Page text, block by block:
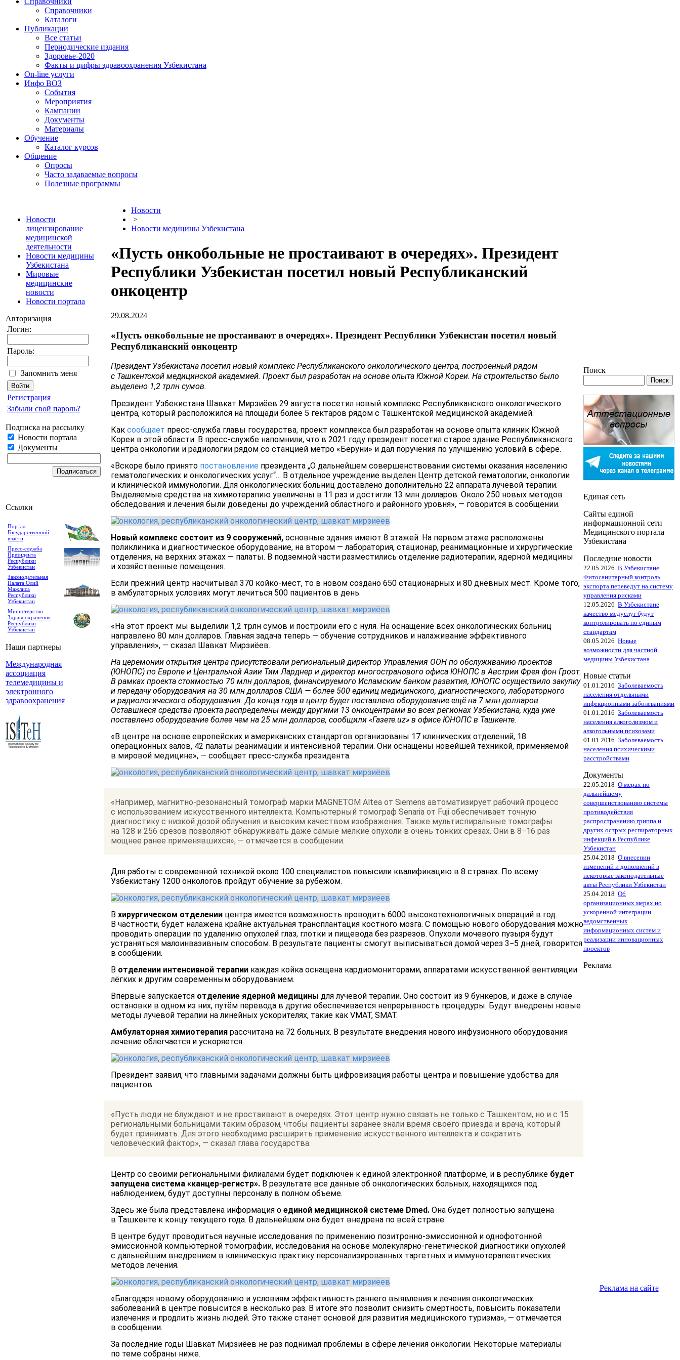
Справочники
Каталоги
Публикации
Все статьи
Периодические издания
Здоровье-2020
Факты и цифры здравоохранения Узбекистана
On-line услуги
Инфо ВОЗ
События
Мероприятия
Кампании
Документы
Материалы
Обучение
Каталог курсов
Общение
Опросы
Часто задаваемые вопросы
Полезные программы
Новости
лицензирование
медицинской
деятельности
Новости медицины
Узбекистана
Мировые
медицинские
новости
Новости портала
Авторизация
Логин:
Пароль:
Запомнить меня
Регистрация
Забыли свой пароль?
Подписка на рассылку
Новости портала
Документы
Ссылки
Портал
Государственной
власти
Пресс-служба
Президента
Республики
Узбекистан
Законодательная
Палата Олий
Мажлиса
Республики
Узбекистан
Министерство
Здравоохранения
Республики
Узбекистан
Наши партнеры
Международная
ассоциация
телемедицины и
электронного
здравоохранения
Новости
>
Новости медицины Узбекистана
«Пусть онкобольные не простаивают в очередях». Президент
Республики Узбекистан посетил новый Республиканский
онкоцентр
29.08.2024
«Пусть онкобольные не простаивают в очередях». Президент Республики Узбекистан посетил новый
Республиканский онкоцентр
Президент Узбекистана посетил новый комплекс Республиканского онкологического центра, построенный рядом
с Ташкентской медицинской академией. Проект был разработан на основе опыта Южной Кореи. На строительство было
выделено 1,2 трлн сумов.
Президент Узбекистана Шавкат Мирзиёев 29 августа посетил новый комплекс Республиканского онкологического
центра, который расположился на площади более 5 гектаров рядом с Ташкентской медицинской академией.
Как сообщает пресс-служба главы государства, проект комплекса был разработан на основе опыта клиник Южной
Кореи в этой области. В пресс-службе напомнили, что в 2021 году президент посетил старое здание Республиканского
центра онкологии и радиологии рядом со станцией метро «Беруни» и дал поручения по улучшению условий в сфере.
«Вскоре было принято постановление президента „О дальнейшем совершенствовании системы оказания населению
гематологических и онкологических услуг“… В отдельное учреждение выделен Центр детской гематологии, онкологии
и клинической иммунологии. Для онкологических больниц доставлено дополнительно 22 аппарата лучевой терапии.
Выделяемые средства на химиотерапию увеличены в 11 раз и достигли 13 млн долларов. Около 250 новых методов
обследования и лечения были доведены до учреждений областного и районного уровня», — говорится в сообщении.
Новый комплекс состоит из 9 сооружений, основные здания имеют 8 этажей. На первом этаже расположены
поликлиника и диагностическое оборудование, на втором — лаборатория, стационар, реанимационные и хирургические
отделения, на верхних этажах — палаты. В подземной части разместились отделение радиотерапии, ядерной медицины
и хозяйственные помещения.
Если прежний центр насчитывал 370 койко-мест, то в новом создано 650 стационарных и 80 дневных мест. Кроме того,
в амбулаторных условиях могут лечиться 500 пациентов в день.
«На этот проект мы выделили 1,2 трлн сумов и построили его с нуля. На оснащение всех онкологических больниц
направлено 80 млн долларов. Главная задача теперь — обучение сотрудников и налаживание эффективного
управления», — сказал Шавкат Мирзиёев.
На церемонии открытия центра присутствовали региональный директор Управления ООН по обслуживанию проектов
(ЮНОПС) по Европе и Центральной Азии Тим Ларднер и директор многостранового офиса ЮНОПС в Австрии Фрея фон Гроот.
В рамках проекта стоимостью 70 млн долларов, финансируемого Исламским банком развития, ЮНОПС осуществило закупку
и передачу оборудования на 30 млн долларов США — более 500 единиц медицинского, диагностического, лабораторного
и радиологического оборудования.До конца года в центр будет поставлено оборудование ещё на 7 млн долларов.
Оставшиеся средства проекта распределены между другими 13 онкоцентрами во всех регионах Узбекистана, куда уже
поставлено оборудование более чем на 25 млн долларов, сообщили «Газете.uz» в офисе ЮНОПС в Ташкенте.
«В центре на основе европейских и американских стандартов организованы 17 клинических отделений, 18
операционных залов, 42 палаты реанимации и интенсивной терапии. Они оснащены новейшей техникой, применяемой
в мировой медицине», — сообщает пресс-служба президента.
«Например, магнитно-резонансный томограф марки MAGNETOM Altea от Siemens автоматизирует рабочий процесс
с использованием искусственного интеллекта. Компьютерный томограф Senaria от Fuji обеспечивает точную
диагностику с низкой дозой облучения и высоким качеством изображения. Также мультиспиральные томографы
на 128 и 256 срезов позволяют обнаруживать даже самые мелкие опухоли в очень тонких срезах. Они в 8−16 раз
мощнее ранее применявшихся», — отмечается в сообщении.
Для работы с современной техникой около 100 специалистов повысили квалификацию в 8 странах. По всему
Узбекистану 1200 онкологов пройдут обучение за рубежом.
В хирургическом отделении центра имеется возможность проводить 6000 высокотехнологичных операций в год.
В частности, будет налажена крайне актуальная трансплантация костного мозга. С помощью нового оборудования можно
проводить операции по удалению опухолей глаз, глотки и пищевода без разрезов. Опухоли мочевого пузыря будут
устраняться малоинвазивным способом. В результате пациенты смогут выписываться домой через 3−5 дней, говорится
в сообщении.
В отделении интенсивной терапии каждая койка оснащена кардиомониторами, аппаратами искусственной вентиляции
лёгких и другим современным оборудованием.
Впервые запускается отделение ядерной медицины для лучевой терапии. Оно состоит из 9 бункеров, и даже в случае
остановки в одном из них, путём перевода в другие обеспечивается непрерывность процедуры. Будут внедрены новые
методы лучевой терапии на линейных ускорителях, такие как VMAT, SMAT.
Амбулаторная химиотерапия рассчитана на 72 больных. В результате внедрения нового инфузионного оборудования
лечение облегчается и ускоряется.
Президент заявил, что главными задачами должны быть цифровизация работы центра и повышение удобства для
пациентов.
«Пусть люди не блуждают и не простаивают в очередях. Этот центр нужно связать не только с Ташкентом, но и с 15
региональными больницами таким образом, чтобы пациенты заранее знали время своего приезда и врача, который
будет принимать. Для этого необходимо расширить применение искусственного интеллекта и сократить
человеческий фактор», — сказал глава государства.
Центр со своими региональными филиалами будет подключён к единой электронной платформе, и в республике будет
запущена система «канцер-регистр». В результате все данные об онкологических больных, находящихся под
наблюдением, будут доступны персоналу в полном объеме.
Здесь же была представлена информация о единой медицинской системе Dmed. Она будет полностью запущена
в Ташкенте к концу текущего года. В дальнейшем она будет внедрена по всей стране.
В центре будут проводиться научные исследования по применению позитронно-эмиссионной и однофотонной
эмиссионной компьютерной томографии, исследования на основе молекулярно-генетической диагностики опухолей
с дальнейшим внедрением в клиническую практику персонализированных таргетных и иммунотерапевтических
методов лечения.
«Благодаря новому оборудованию и условиям эффективность раннего выявления и лечения онкологических
заболеваний в центре повысится в несколько раз. В итоге это позволит снизить смертность, повысить показатели
излечения и продлить жизнь людей. Это также станет основой для развития медицинского туризма», — отмечается
в сообщении.
За последние годы Шавкат Мирзиёев не раз поднимал проблемы в сфере лечения онкологии. Некоторые материалы
по теме собраны ниже.
Поиск
Единая сеть
Сайты единой
информационной сети
Медицинского портала
Узбекистана
Последние новости
22.05.2026 В Узбекистане
Фитосанитарный контроль
экспорта переведут на систему
управления рисками
12.05.2026 В Узбекистане
качество медуслуг будут
контролировать по единым
стандартам
08.05.2026 Новые
возможности для частной
медицины Узбекистана
Новые статьи
01.01.2016 Заболеваемость
населения отдельными
инфекционными заболеваниями
01.01.2016 Заболеваемость
населения алкоголизмом и
алкогольными психозами
01.01.2016 Заболеваемость
населения психическими
расстройствами
Документы
22.05.2018 О мерах по
дальнейшему
совершенствованию системы
противодействия
распространению гриппа и
других острых респираторных
инфекций в Республике
Узбекистан
25.04.2018 О внесении
изменений и дополнений в
некоторые законодательные
акты Республики Узбекистан
25.04.2018 Об
организационных мерах но
ускоренной интеграции
ведомственных
информационных систем и
реализации инновационных
проектов
Реклама
Реклама на сайте